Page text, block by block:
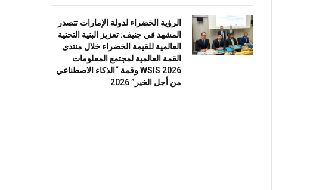
الرؤية الخضراء لدولة الإمارات تتصدر
المشهد في جنيف: تعزيز البنية التحتية
العالمية للقيمة الخضراء خلال منتدى
القمة العالمية لمجتمع المعلومات
WSIS 2026 وقمة “الذكاء الاصطناعي
من أجل الخير” 2026